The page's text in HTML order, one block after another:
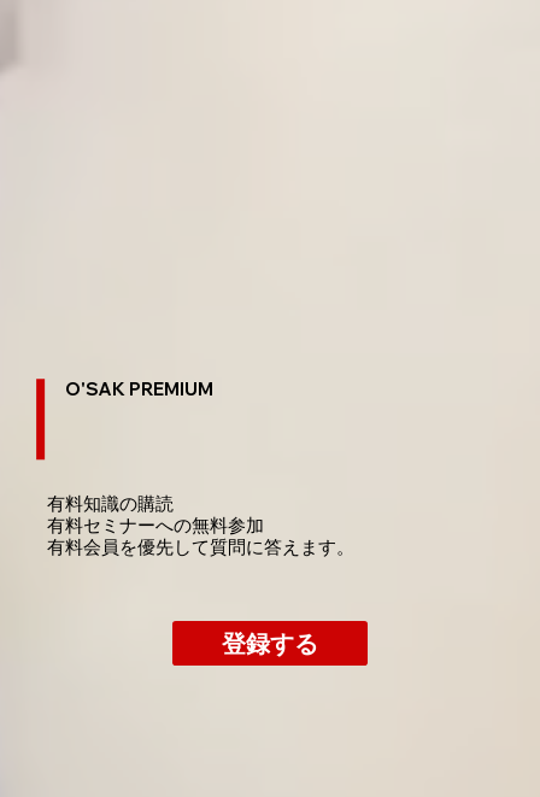
O'SAK PREMIUM
有料知識の購読
​有料セミナーへの無料参加
​有料会員を優先して質問に答えます。
登録する